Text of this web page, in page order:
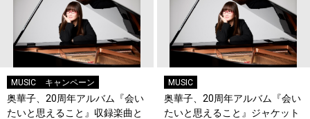
MUSIC キャンペーン
奥華子、20周年アルバム『会い
たいと思えること』収録楽曲と
MUSIC
奥華子、20周年アルバム『会い
たいと思えること』ジャケット